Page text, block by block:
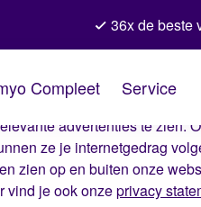
wij ervoor dat je ervaring
advertenties te zien.
ze je internetgedrag
zien op en buiten onze
vind je ook onzeprivacy
36x de beste
Compleet Service
Start een